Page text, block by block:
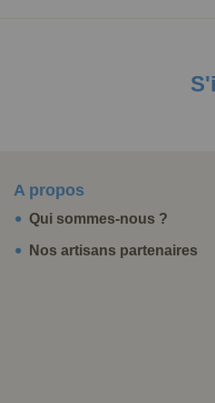
A propos
Qui sommes-nous ?
Nos artisans partenaires